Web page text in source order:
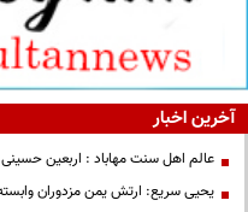
آخرین اخبار
عالم اهل سنت مهاباد : اربعین
یحیی سریع: ارتش یمن مزدوران